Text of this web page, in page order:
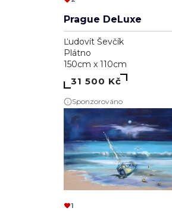
Prague DeLuxe
Ľudovít Ševčík
Plátno
150cm x 110cm
31 500 Kč
Sponzorováno
1